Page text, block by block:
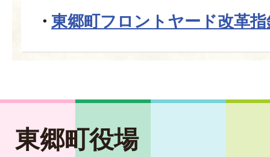
東郷町フロントヤード改革指
東郷町役場